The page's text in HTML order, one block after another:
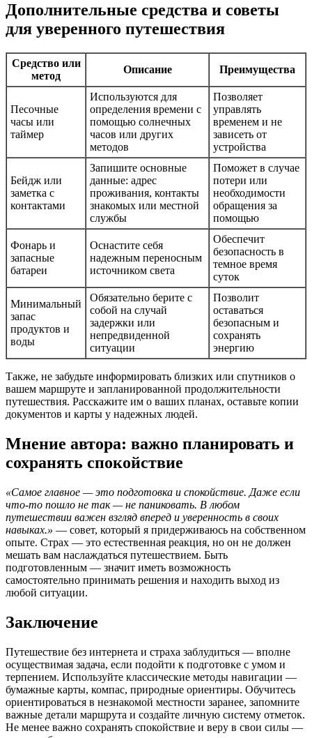
Дополнительные средства и советы
для уверенного путешествия
Средство или
метод
Описание Преимущества
Песочные
часы или
таймер
Используются для
определения времени с
помощью солнечных
часов или других
методов
Позволяет
управлять
временем и не
зависеть от
устройства
Бейдж или
заметка с
контактами
Запишите основные
данные: адрес
проживания, контакты
знакомых или местной
службы
Поможет в случае
потери или
необходимости
обращения за
помощью
Фонарь и
запасные
батареи
Оснастите себя
надежным переносным
источником света
Обеспечит
безопасность в
темное время
суток
Минимальный
запас
продуктов и
воды
Обязательно берите с
собой на случай
задержки или
непредвиденной
ситуации
Позволит
оставаться
безопасным и
сохранять
энергию
Также, не забудьте информировать близких или спутников о
вашем маршруте и запланированной продолжительности
путешествия. Расскажите им о ваших планах, оставьте копии
документов и карты у надежных людей.
Мнение автора: важно планировать и
сохранять спокойствие
«Самое главное — это подготовка и спокойствие. Даже если
что-то пошло не так — не паниковать. В любом
путешествии важен взгляд вперед и уверенность в своих
навыках.» — совет, который я придерживаюсь на собственном
опыте. Страх — это естественная реакция, но он не должен
мешать вам наслаждаться путешествием. Быть
подготовленным — значит иметь возможность
самостоятельно принимать решения и находить выход из
любой ситуации.
Заключение
Путешествие без интернета и страха заблудиться — вполне
осуществимая задача, если подойти к подготовке с умом и
терпением. Используйте классические методы навигации —
бумажные карты, компас, природные ориентиры. Обучитесь
ориентироваться в незнакомой местности заранее, запомните
важные детали маршрута и создайте личную систему отметок.
Не менее важно сохранять спокойствие и веру в свои силы —